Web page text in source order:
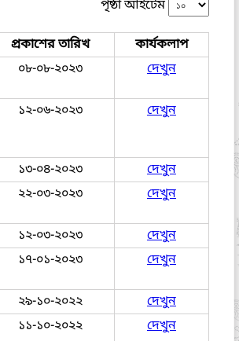
পৃষ্ঠা আইটেম
প্রকাশের তারিখ
কার্যকলাপ
০৮-০৮-২০২৩ দেখুন
১২-০৬-২০২৩ দেখুন
১৩-০৪-২০২৩
দেখুন
২২-০৩-২০২৩ দেখুন
১২-০৩-২০২৩
দেখুন
১৭-০১-২০২৩ দেখুন
২৯-১০-২০২২
দেখুন
১১-১০-২০২২ দেখুন